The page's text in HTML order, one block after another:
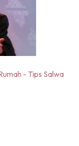
- Tips Salwa